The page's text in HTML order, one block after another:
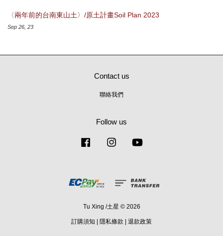
〈兩年前的台南東山土〉/原土計畫Soil Plan 2023
Sep 26, 23
Contact us
聯絡我們
Follow us
Facebook Instagram
Tu Xing /土星 © 2026
訂購須知 | 隱私條款 | 退款政策